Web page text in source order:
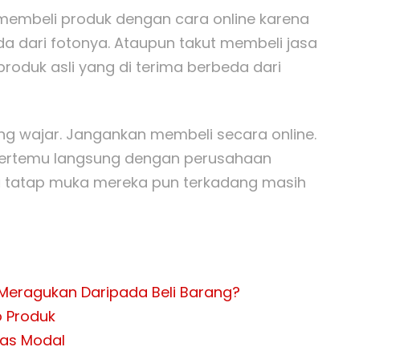
produk dengan cara online karena
dari fotonya. Ataupun takut membeli jasa
asli yang di terima berbeda dari
wajar. Jangankan membeli secara online.
langsung dengan perusahaan
muka mereka pun terkadang masih
Daripada Beli Barang?
Produk
Modal